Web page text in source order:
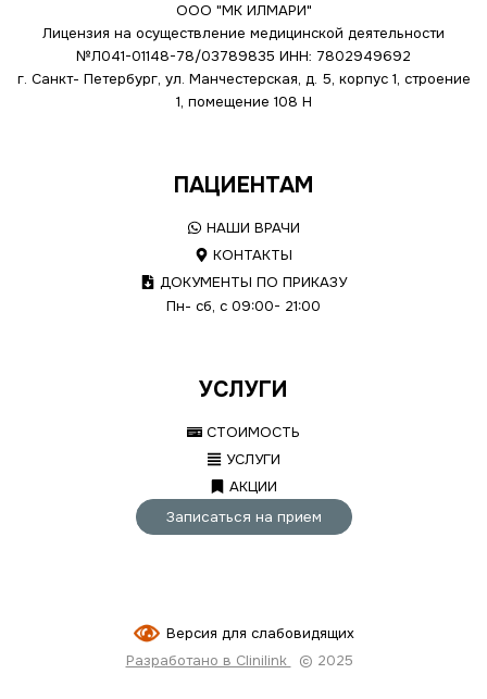
ООО "МК ИЛМАРИ"
Лицензия на осуществление медицинской деятельности
№Л041-01148-78/03789835 ИНН: 7802949692
г. Санкт- Петербург, ул. Манчестерская, д. 5, корпус 1, строение
1, помещение 108 Н
ПАЦИЕНТАМ
НАШИ ВРАЧИ
КОНТАКТЫ
ДОКУМЕНТЫ ПО ПРИКАЗУ
Пн- сб, с 09:00- 21:00
УСЛУГИ
СТОИМОСТЬ
УСЛУГИ
АКЦИИ
Записаться на прием
Версия для слабовидящих
Разработано в Clinilink
© 2025